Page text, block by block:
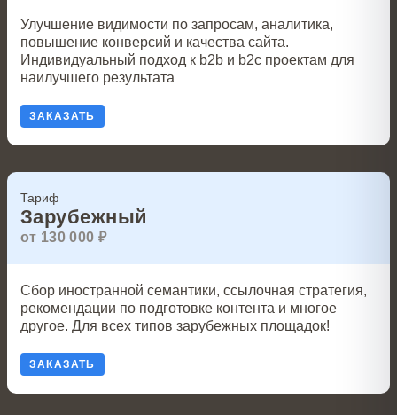
Улучшение видимости по запросам, аналитика,
повышение конверсий и качества сайта.
Индивидуальный подход к b2b и b2c проектам для
наилучшего результата
ЗАКАЗАТЬ
Тариф
Зарубежный
от 130 000 ₽
Сбор иностранной семантики, ссылочная стратегия,
рекомендации по подготовке контента и многое
другое. Для всех типов зарубежных площадок!
ЗАКАЗАТЬ